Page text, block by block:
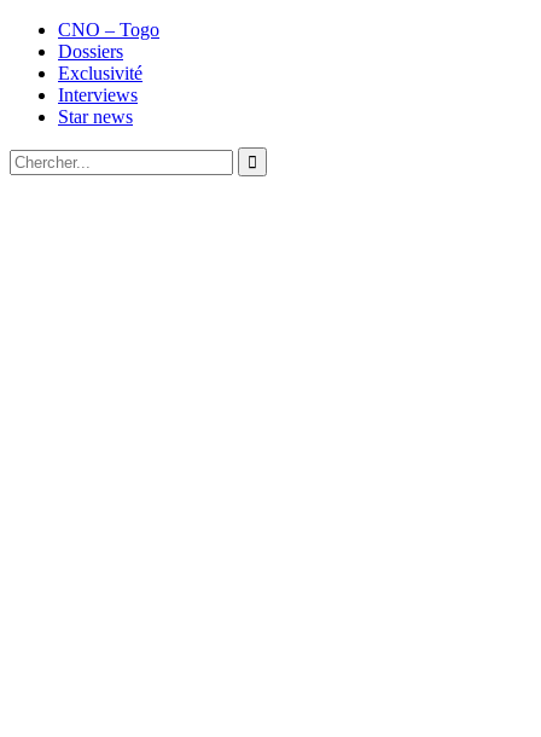
CNO – Togo
Dossiers
Exclusivité
Interviews
Star news